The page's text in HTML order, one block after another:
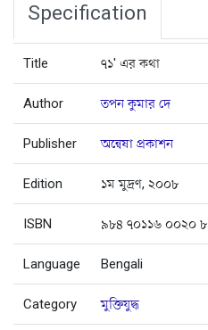
Specification
Title ৭১' এর কথা
Author তপন কুমার দে
Publisher অন্বেষা প্রকাশন
Edition ১ম মুদ্রণ, ২০০৮
ISBN ৯৮৪ ৭০১১৬ ০০২০ ৮
Language Bengali
Category মুক্তিযুদ্ধ